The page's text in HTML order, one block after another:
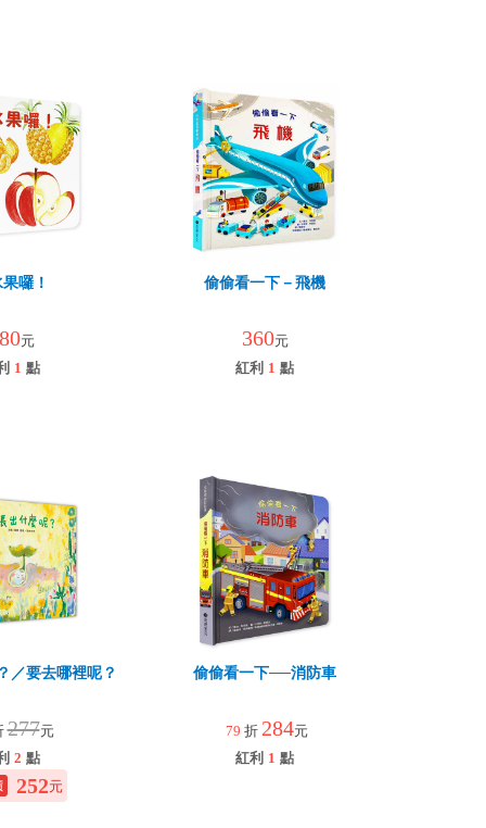
囉！
元
1 點
偷偷看一下－飛機
360元
紅利 1 點
／要去哪裡呢？
277元
2 點
252元
偷偷看一下──消防車
79 折 284元
紅利 1 點